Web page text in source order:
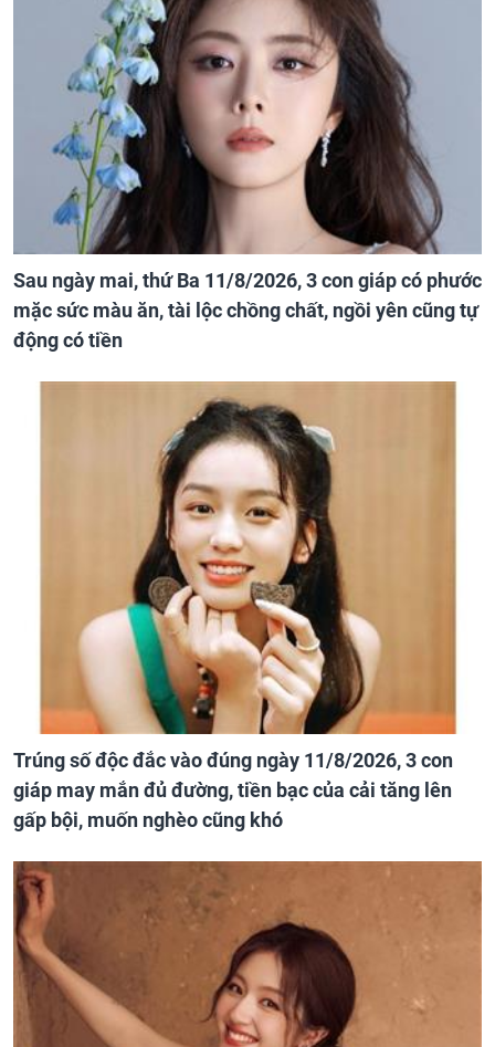
Sau ngày mai, thứ Ba 11/8/2026, 3 con giáp có phước
mặc sức màu ăn, tài lộc chồng chất, ngồi yên cũng tự
động có tiền
Trúng số độc đắc vào đúng ngày 11/8/2026, 3 con
giáp may mắn đủ đường, tiền bạc của cải tăng lên
gấp bội, muốn nghèo cũng khó